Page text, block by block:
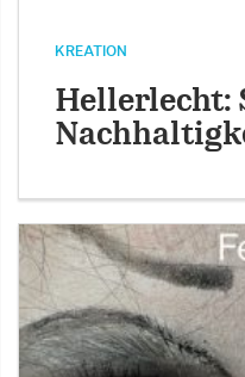
KREATION
Hellerlecht: